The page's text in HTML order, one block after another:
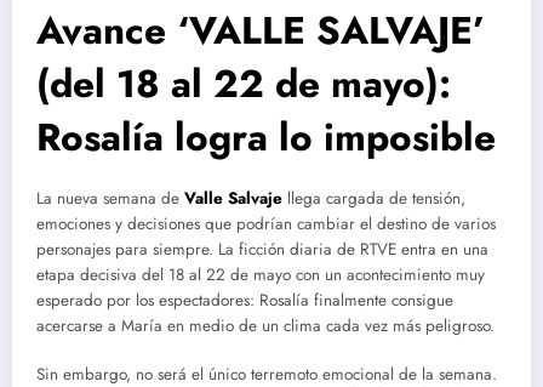
Avance ‘VALLE SALVAJE’
(del 18 al 22 de mayo):
Rosalía logra lo imposible
La nueva semana de Valle Salvaje llega cargada de tensión,
emociones y decisiones que podrían cambiar el destino de varios
personajes para siempre. La ficción diaria de RTVE entra en una
etapa decisiva del 18 al 22 de mayo con un acontecimiento muy
esperado por los espectadores: Rosalía finalmente consigue
acercarse a María en medio de un clima cada vez más peligroso.
Sin embargo, no será el único terremoto emocional de la semana.